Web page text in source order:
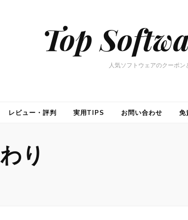
Top
人気ソフトウェアのクーポン
レビュー・評判 実用TIPS お問い合わせ 免
り